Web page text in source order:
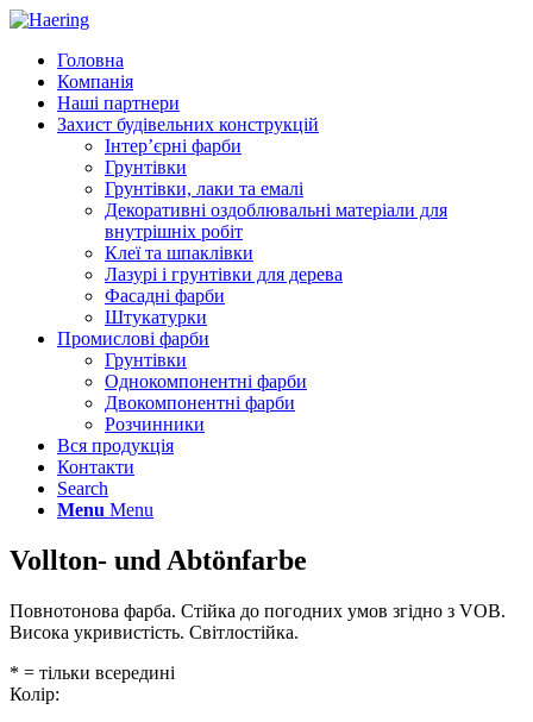
Головна
Компанія
Наші партнери
Захист будівельних конструкцій
Інтер’єрні фарби
Грунтівки
Грунтівки, лаки та емалі
Декоративні оздоблювальні матеріали для
внутрішніх робіт
Клеї та шпаклівки
Лазурі і грунтівки для дерева
Фасадні фарби
Штукатурки
Промислові фарби
Грунтівки
Однокомпонентні фарби
Двокомпонентні фарби
Розчинники
Вся продукція
Контакти
Search
Menu Menu
Vollton- und Abtönfarbe
Повнотонова фарба. Стійка до погодних умов згідно з VOB.
Висока укривистість. Світлостійка.
* = тільки всередині
Колір: